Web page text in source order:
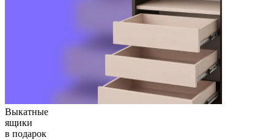
Выкатные
ящики
в подарок